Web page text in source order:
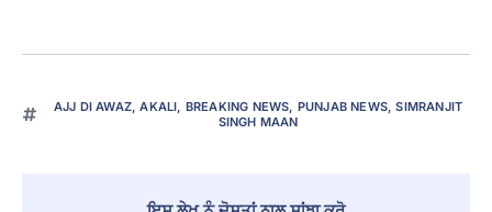
AJJ DI AWAZ,AKALI, BREAKING NEWS, PUNJAB NEWS,SIMRANJIT
SINGH MAAN